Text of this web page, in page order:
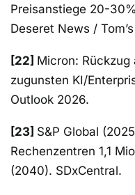
Preisanstiege 20-
Deseret News /
[22] Micron: Rückzug
zugunsten KI/
Outlook 2026.
[23] S&P Global
Rechenzentren 1,1
(2040). SDxCentral.